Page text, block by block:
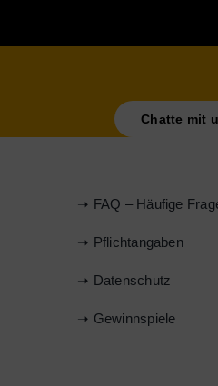
Chatte mit
➝ FAQ – Häufige
➝ Pflichtangaben
➝ Datenschutz
➝ Gewinnspiele